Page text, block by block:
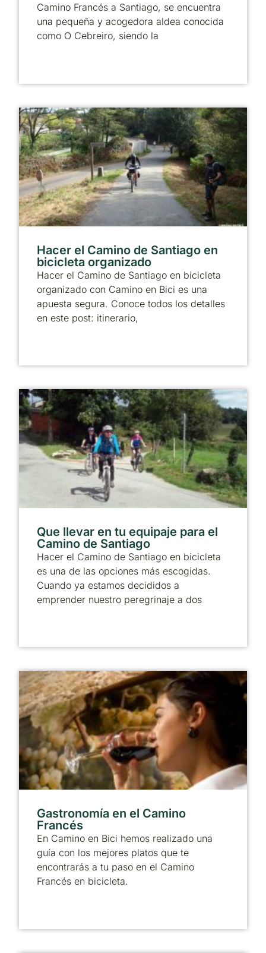
Camino Francés a Santiago, se encuentra
una pequeña y acogedora aldea conocida
como O Cebreiro, siendo la
Hacer el Camino de Santiago en
bicicleta organizado
Hacer el Camino de Santiago en bicicleta
organizado con Camino en Bici es una
apuesta segura. Conoce todos los detalles
en este post: itinerario,
Que llevar en tu equipaje para el
Camino de Santiago
Hacer el Camino de Santiago en bicicleta
es una de las opciones más escogidas.
Cuando ya estamos decididos a
emprender nuestro peregrinaje a dos
Gastronomía en el Camino
Francés
En Camino en Bici hemos realizado una
guía con los mejores platos que te
encontrarás a tu paso en el Camino
Francés en bicicleta.